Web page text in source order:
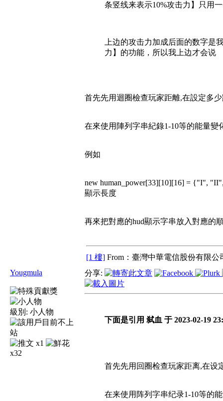
条竖线来表示10%攻击力】只用
上边的攻击力加成后面的数字是
力】的功能，所以我上边才会说
首先先用迴圈檢查玩家距離,在設定多
在來使用陣列字串紀錄1-10等的能量
例如
new human_power[33][10][16] = {"I",
顯示長度
再來把對應的hud顯示字串放入對應的
[1 樓] From：臺灣中華電信股份有限公
Yougmula
級別: 小人物
x1
x32
分享:
下面是引用 弑血 于 2023-02-19
首先先用回圈检查玩家距离,在设
在来使用阵列字串纪录1-10等的